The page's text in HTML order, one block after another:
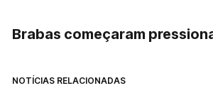
Brabas começaram
NOTÍCIAS RELACIONADAS